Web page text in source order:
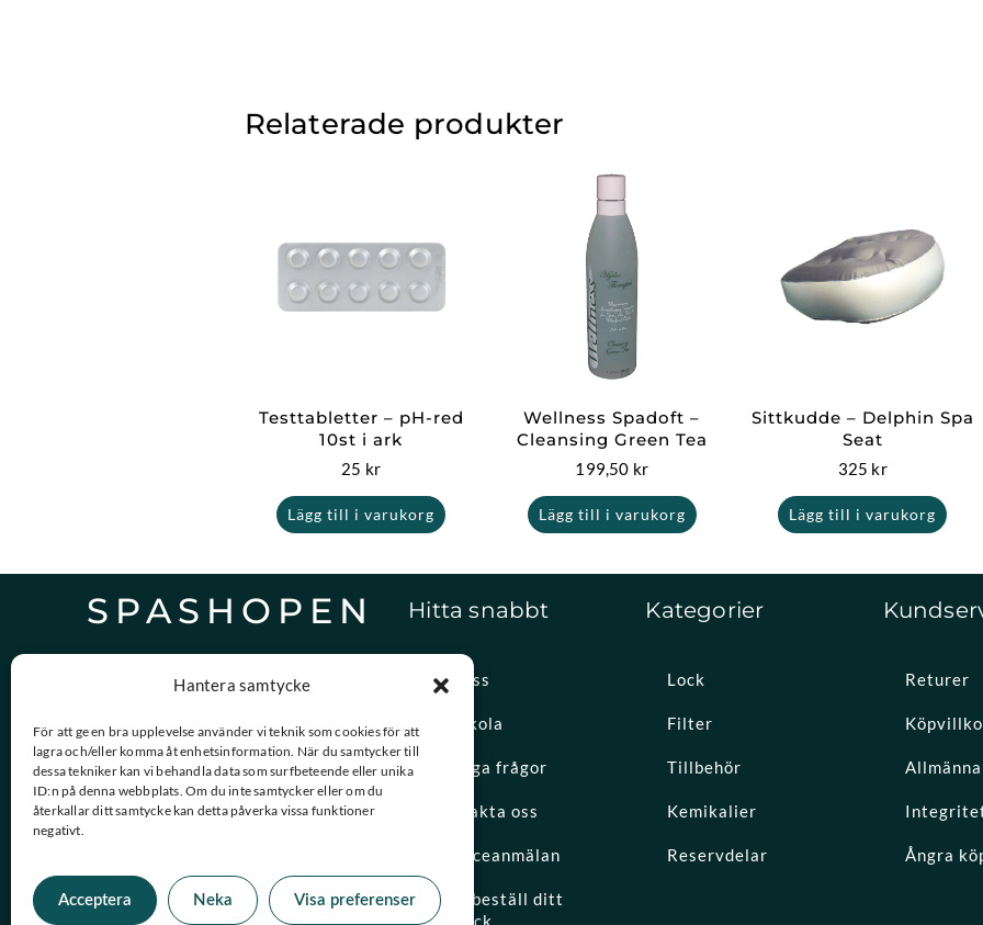
Hantera samtycke
För att ge en bra upplevelse använder vi teknik som cookies för att
lagra och/eller komma åt enhetsinformation. När du samtycker till
dessa tekniker kan vi behandla data som surfbeteende eller unika
ID:n på denna webbplats. Om du inte samtycker eller om du
återkallar ditt samtycke kan detta påverka vissa funktioner
negativt.
Acceptera Neka Visa preferenser
Relaterade produkter
Testtabletter – pH-red
10st i ark
25 kr
Lägg till i varukorg
Wellness Spadoft –
Cleansing Green Tea
199,50 kr
Lägg till i varukorg
Sittkudde – Delphin Spa
Seat
325 kr
Lägg till i varukorg
SPASHOPEN
reservdelar och vattenvård.
08-756 20 00
Vardagar 09:00 – 15:00
Hitta snabbt
Om oss
Spaskola
Vanliga frågor
Kontakta oss
Serviceanmälan
Måttbeställ ditt
spalock
Kategorier
Lock
Filter
Tillbehör
Kemikalier
Reservdelar
Returer
Ångra